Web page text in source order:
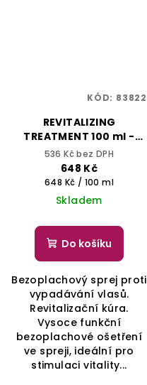
REVITALIZING
TREATMENT 100 ml -
ONCARE SCALP -
SELECTIVE
PROFESSIONAL
536 Kč bez DPH
648 Kč
Měrná
cena:
648 Kč / 100 ml
Skladem
Do košíku
Bezoplachový sprej proti
vypadávání vlasů.
Revitalizační kúra.
Vysoce funkční
bezoplachové ošetření
ve spreji, ideální pro
stimulaci vitality...
KÓD: 83822